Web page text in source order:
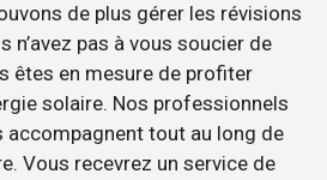
de plus gérer les révisions
n’avez pas à vous soucier de
êtes en mesure de profiter
solaire. Nos professionnels
accompagnent tout au long de
Vous recevrez un service de